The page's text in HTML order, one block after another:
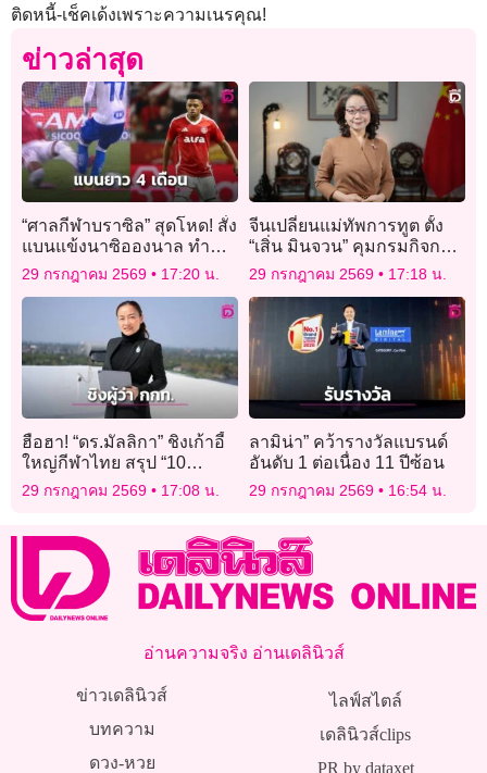
ติดหนี้-เช็คเด้งเพราะความเนรคุณ!
ข่าวล่าสุด
“ศาลกีฬาบราซิล” สุดโหด! สั่ง
แบนแข้งนาซิอองนาล ทำ
ฟาวล์ใส่คู่แข่งนาน 4 เดือน
เท่าเวลาที่คนเจ็บกลับมาเล่น
29 กรกฎาคม 2569 17:20 น.
จีนเปลี่ยนแม่ทัพการทูต ตั้ง
“เสิ่น มินจวน” คุมกรมกิจการ
เอเชีย แทน “หลิว จินซง”
29 กรกฎาคม 2569 17:18 น.
ฮือฮา! “ดร.มัลลิกา” ชิงเก้าอี้
ใหญ่กีฬาไทย สรุป “10
อรหันต์” ลุ้นตำแหน่งผู้ว่าการ
กกท. คนใหม่
29 กรกฎาคม 2569 17:08 น.
ลามิน่า” คว้ารางวัลแบรนด์
อันดับ 1 ต่อเนื่อง 11 ปีซ้อน
29 กรกฎาคม 2569 16:54 น.
อ่านความจริง อ่านเดลินิวส์
ข่าวเดลินิวส์
บทความ
ดวง-หวย
ไลฟ์สไตล์
เดลินิวส์clips
PR by dataxet